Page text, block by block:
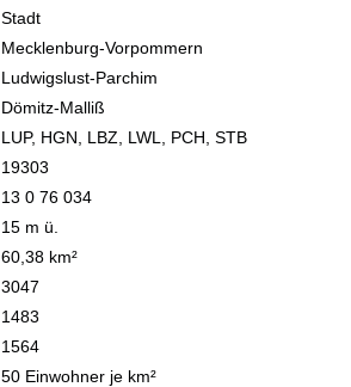
Stadt
Mecklenburg-Vorpommern
Ludwigslust-Parchim
Dömitz-Malliß
LUP, HGN, LBZ, LWL, PCH, STB
19303
13 0 76 034
15 m ü.
60,38 km²
3047
1483
1564
50 Einwohner je km²